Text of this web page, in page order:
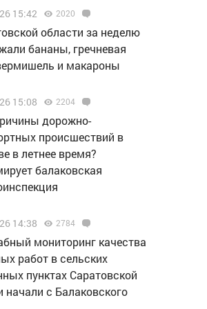
15:42 2020
области за неделю
бананы, гречневая
и макароны
15:08 2204
дорожно-
происшествий в
в летнее время?
балаковская
14:38 2784
мониторинг качества
работ в сельских
пунктах Саратовской
начали с Балаковского